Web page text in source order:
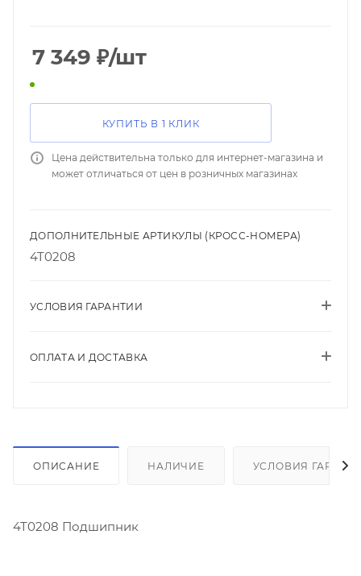
7 349 ₽/шт
КУПИТЬ В 1 КЛИК
Цена действительна только для интернет-магазина и
может отличаться от цен в розничных магазинах
ДОПОЛНИТЕЛЬНЫЕ АРТИКУЛЫ (КРОСС-НОМЕРА)
4T0208
УСЛОВИЯ ГАРАНТИИ
ОПЛАТА И ДОСТАВКА
ОПИСАНИЕ НАЛИЧИЕ УСЛОВИЯ
4T0208 Подшипник